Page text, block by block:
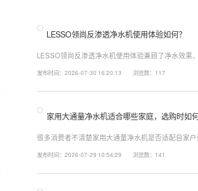
LESSO领尚反渗透净水机使用体验如何？
LESSO领尚反渗透净水机使用体验兼顾了净水效果
水，不仅满足厨房多场景用水需求，还有助于延长滤
发布时间：2026-07-30 16:20:13 浏览数：117
家用大通量净水机适合哪些家庭，选购时如
很多消费者不清楚家用大通量净水机是否适配自家
上之家，或是经常泡茶、冲奶、清洗果蔬，需要持
发布时间：2026-07-29 10:54:29 浏览数：141